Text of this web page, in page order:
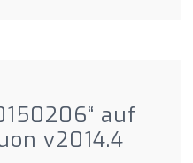
auf
v2014.4